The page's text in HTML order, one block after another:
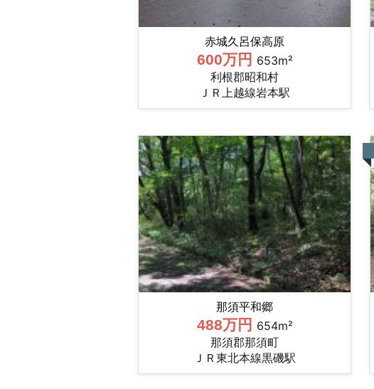
赤城久呂保高原
600万円 653m²
利根郡昭和村
ＪＲ上越線岩本駅
那須平和郷
488万円 654m²
那須郡那須町
ＪＲ東北本線黒磯駅